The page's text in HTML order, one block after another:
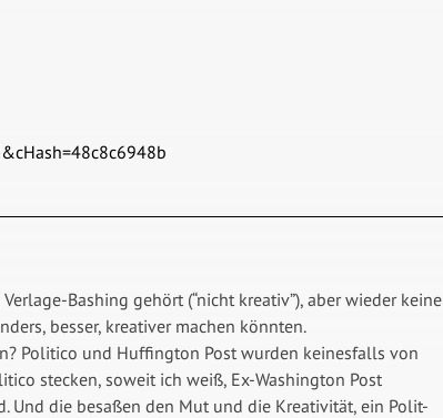
Bashing gehört (“nicht kreativ”), aber wieder keine
besser, kreativer machen könnten.
Politico und Huffington Post wurden keinesfalls von
stecken, soweit ich weiß, Ex-Washington Post
Und die besaßen den Mut und die Kreativität, ein Polit-